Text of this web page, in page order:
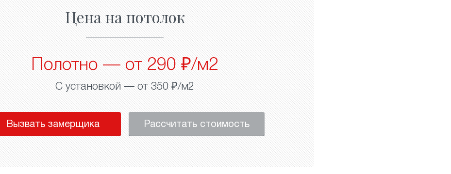
Цена на потолок
Полотно — от 290 ₽/м2
С установкой — от 350 ₽/м2
Вызвать замерщика Рассчитать стоимость